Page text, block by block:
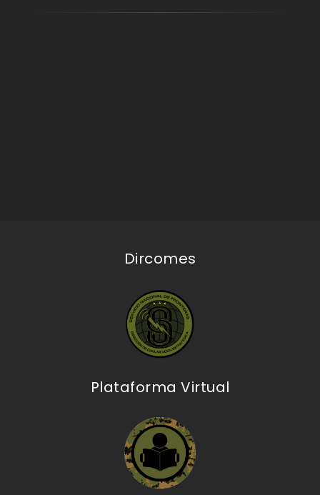
Dircomes
Plataforma Virtual